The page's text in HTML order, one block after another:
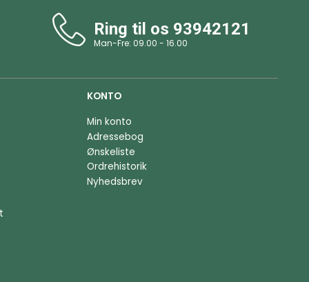
Ring til os 93942121
Man-Fre: 09.00 - 16.00
KONTO
Min konto
Adressebog
Ønskeliste
Ordrehistorik
Nyhedsbrev